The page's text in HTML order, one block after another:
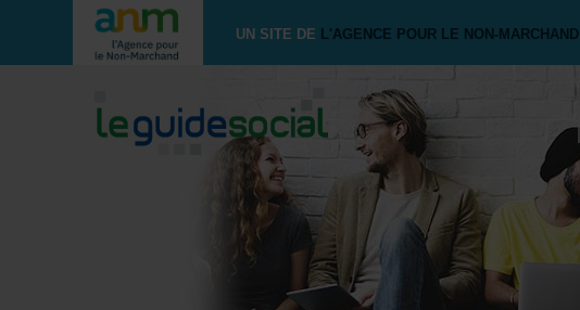
UN SITE DE L'AGENCE POUR LE NON-MARCHAND